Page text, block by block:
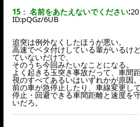
15 ： 名前をあたえないでください:
ID:pQGz/6UB
追突は例外なくしたほうが悪い。
高速でベタ付けしている輩がいるけ
ていないだけで、
そのうち今回みたいなことになる。
よく起きる玉突き事故だって、車間
視のすべてあるいはいずれかが原因。
前の車が急停止したり、車線変更し
停止・回避できる車間距離と速度を
いだろ。